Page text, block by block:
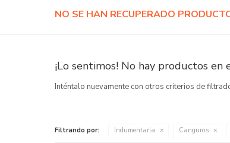
NO SE HAN RECUPERADO
¡Lo sentimos! No hay productos en
Inténtalo nuevamente con otros criterios de
Filtrando por: Indumentaria Canguros